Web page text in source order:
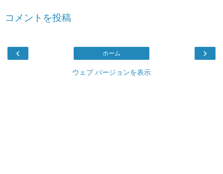
コメントを投稿
‹ ›
ホーム
ウェブ バージョンを表示